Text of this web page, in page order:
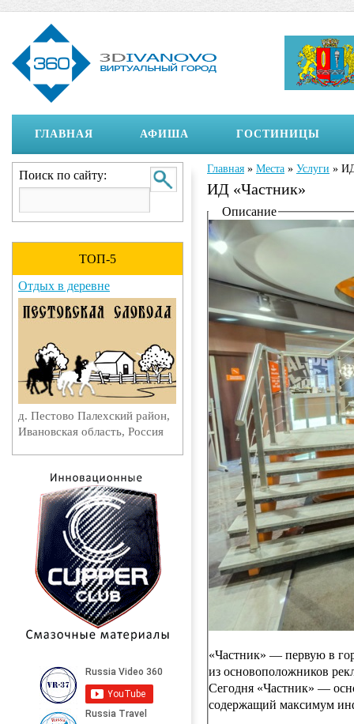
ГЛАВНАЯ АФИША ГОСТИНИЦЫ
Вы здесь
Главная » Места » Услуги »
ИД «Частник»
Отображение на
Описание
«Частник» — первую в
из основоположников
Сегодня «Частник» —
содержащий максимум
Поиск по сайту:
ТОП-5
Отдых в деревне
д. Пестово Палехский район,
Ивановская область, Россия